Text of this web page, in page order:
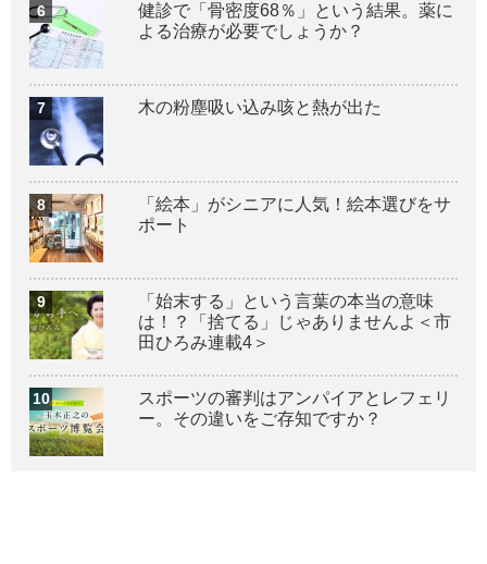
健診で「骨密度68％」という結果。薬に
よる治療が必要でしょうか？
木の粉塵吸い込み咳と熱が出た
「絵本」がシニアに人気！絵本選びをサ
ポート
「始末する」という言葉の本当の意味
は！？「捨てる」じゃありませんよ＜市
田ひろみ連載4＞
スポーツの審判はアンパイアとレフェリ
ー。その違いをご存知ですか？